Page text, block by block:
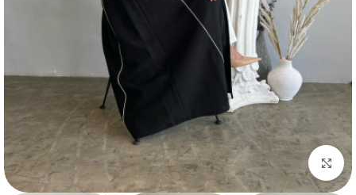
Click to enlarge